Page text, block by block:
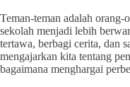
Teman-teman adalah
sekolah menjadi lebih
tertawa, berbagi cerita, dan
mengajarkan kita tentang
bagaimana menghargai